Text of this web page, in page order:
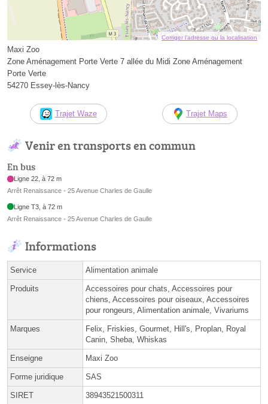
Corriger l’adresse ou la localisation
Maxi Zoo
Zone Aménagement Porte Verte 7 allée du Midi Zone Aménagement
Porte Verte
54270 Essey-lès-Nancy
Trajet Waze Trajet Maps
Venir en transports en commun
En bus
Ligne 22, à 72 m
Arrêt Renaissance - 25 Avenue Charles de Gaulle
Ligne T3, à 72 m
Arrêt Renaissance - 25 Avenue Charles de Gaulle
Informations
Service Alimentation animale
Produits
Accessoires pour chats, Accessoires pour
chiens, Accessoires pour oiseaux, Accessoires
pour rongeurs, Alimentation animale, Vivariums
Marques
Felix, Friskies, Gourmet, Hill's, Proplan, Royal
Canin, Sheba, Whiskas
Enseigne Maxi Zoo
Forme juridique SAS
SIRET 38943521500311